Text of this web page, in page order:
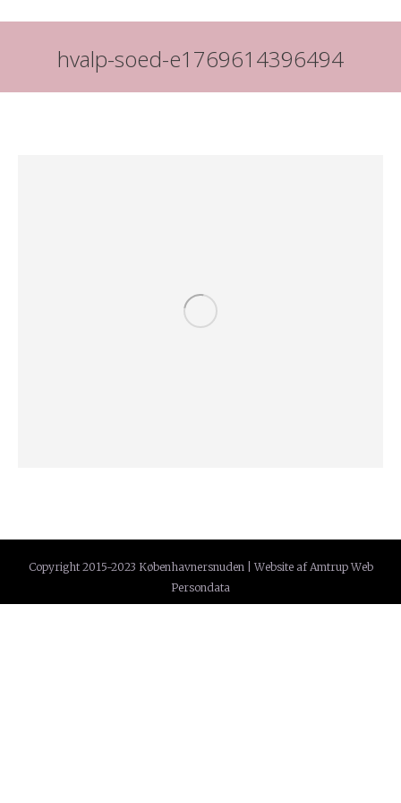
hvalp-soed-e1769614396494
Copyright 2015-2023 Københavnersnuden | Website afAmtrup Web
Persondata